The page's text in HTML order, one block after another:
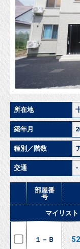
所在地
築年月
種別／階数
交通 -
部屋番
号
マイリスト
１－Ｂ